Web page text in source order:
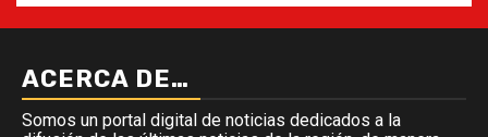
ACERCA DE…
Somos un portal digital de noticias dedicados a la